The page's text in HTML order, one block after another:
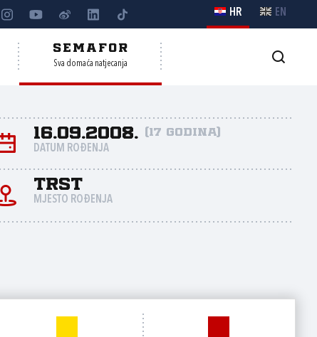
HR EN
SEMAFOR
Sva domaća natjecanja
16.09.2008. (17 godina)
DATUM ROĐENJA
Trst
MJESTO ROĐENJA